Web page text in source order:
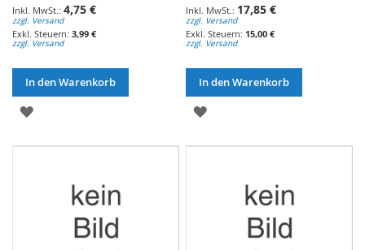
4,75 €
zzgl. Versand
3,99 €
zzgl. Versand
In den Warenkorb
ZUR
17,85 €
zzgl. Versand
15,00 €
zzgl. Versand
In den Warenkorb
ZUR